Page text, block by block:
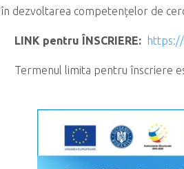
în dezvoltarea competențelor de
LINK pentru ÎNSCRIERE:
Termenul limita pentru înscriere